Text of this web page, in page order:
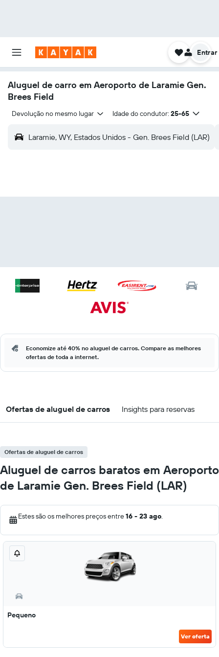
Entrar
Aluguel de carro em Aeroporto de Laramie Gen.
Brees Field
Devolução no mesmo lugar Idade do condutor: 25-65
Laramie, WY, Estados Unidos - Gen. Brees Field (LAR)
Economize até 40% no aluguel de carros. Compare as melhores
ofertas de toda a internet.
Ofertas de aluguel de carros Insights para reservas
Ofertas de aluguel de carros
Aluguel de carros baratos em Aeroporto
de Laramie Gen. Brees Field (LAR)
Estes são os melhores preços entre16 - 23 ago.
Pequeno
Ver oferta